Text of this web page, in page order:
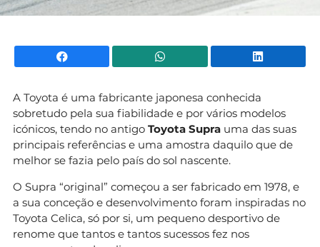
Facebook WhatsApp
A Toyota é uma fabricante japonesa conhecida
sobretudo pela sua fiabilidade e por vários modelos
icónicos, tendo no antigo Toyota Supra uma das suas
principais referências e uma amostra daquilo que de
melhor se fazia pelo país do sol nascente.
O Supra “original” começou a ser fabricado em 1978, e
a sua conceção e desenvolvimento foram inspiradas no
Toyota Celica, só por si, um pequeno desportivo de
renome que tantos e tantos sucessos fez nos